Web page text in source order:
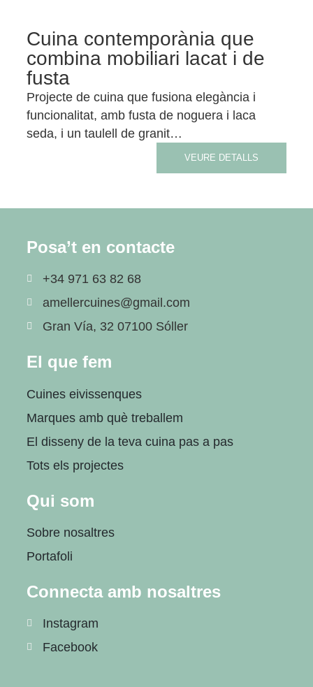
Cuina contemporània que
combina mobiliari lacat i de
fusta
Projecte de cuina que fusiona elegància i
funcionalitat, amb fusta de noguera i laca
seda, i un taulell de granit…
VEURE DETALLS
El que fem
Cuines eivissenques
Marques amb què treballem
El disseny de la teva cuina pas a pas
Tots els projectes
Qui som
Sobre nosaltres
Portafoli
Connecta amb nosaltres
Instagram
Facebook
Posa’t en contacte
+34 971 63 82 68
amellercuines@gmail.com
Gran Vía, 32 07100 Sóller